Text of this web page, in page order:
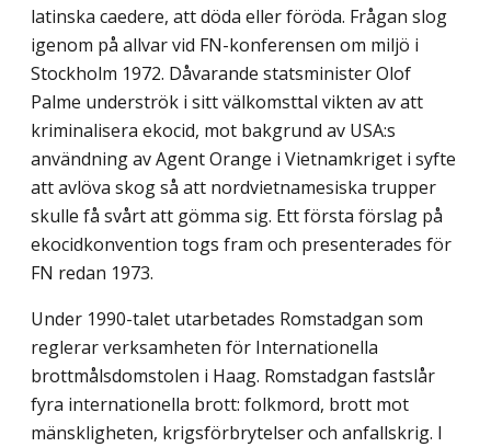
latinska caedere, att döda eller föröda. Frågan slog
igenom på allvar vid FN-konferensen om miljö i
Stockholm 1972. Dåvarande statsminister Olof
Palme underströk i sitt välkomsttal vikten av att
kriminalisera ekocid, mot bakgrund av USA:s
användning av Agent Orange i Vietnamkriget i syfte
att avlöva skog så att nordvietnamesiska trupper
skulle få svårt att gömma sig. Ett första förslag på
ekocidkonvention togs fram och presenterades för
FN redan 1973.
Under 1990-talet utarbetades Romstadgan som
reglerar verksamheten för Internationella
brottmålsdomstolen i Haag. Romstadgan fastslår
fyra internationella brott: folkmord, brott mot
mänskligheten, krigsförbrytelser och anfallskrig. I